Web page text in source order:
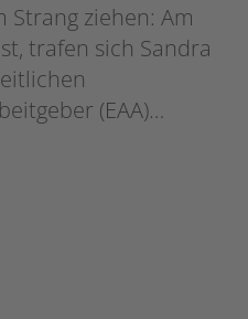
Strang ziehen: Am
trafen sich Sandra
(EAA)…